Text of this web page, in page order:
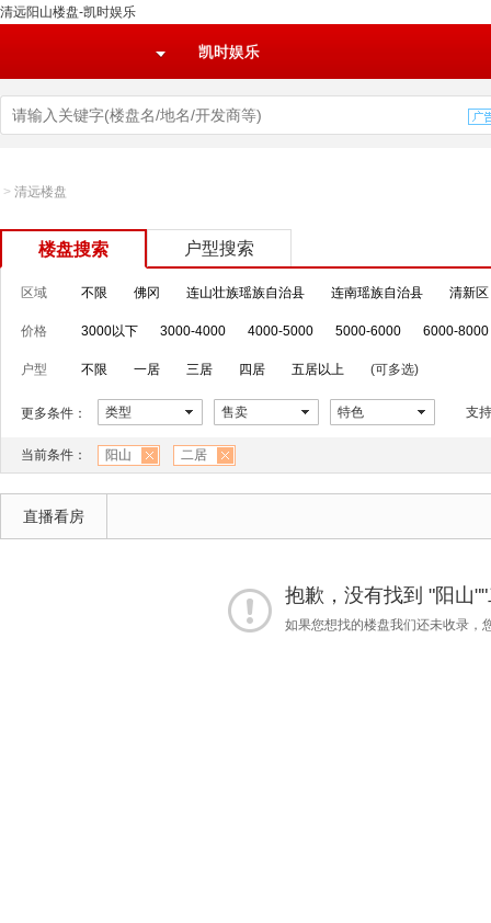
清远阳山楼盘-凯时娱乐
凯时娱乐
> 清远楼盘
楼盘搜索 户型搜索
区域 不限 佛冈 连山壮族瑶族自治县 连南瑶族自治县 清新区
价格 3000以下 3000-4000 4000-5000 5000-6000 6000-8000
户型 不限 一居 三居 四居 五居以上 (可多选)
更多条件： 类型 售卖 特色 支
当前条件： 阳山 二居
直播看房
抱歉，没有找到 "阳山
如果您想找的楼盘我们还未收录，